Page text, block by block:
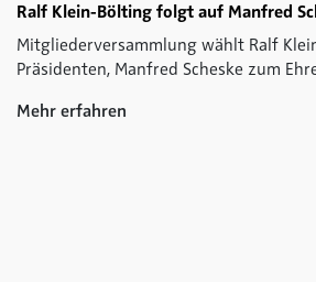
Ralf Klein-Bölting folgt auf Manfred
Mitgliederversammlung wählt Ralf
Präsidenten, Manfred Scheske zum
Mehr erfahren